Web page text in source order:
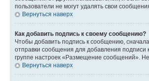
пользователи не могут удалять свои
Вернуться наверх
Как добавить подпись к своему сообщению?
Чтобы добавить подпись к сообщению,
отправки сообщения для добавления
группе настроек «Размещение сообщений».
Вернуться наверх